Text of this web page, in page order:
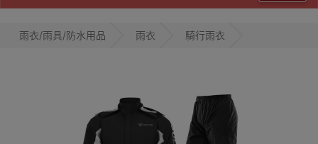
雨衣/雨具/防水用品 雨衣 騎行雨衣